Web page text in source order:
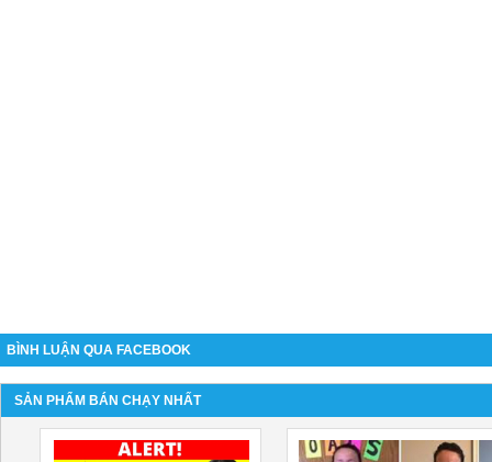
BÌNH LUẬN QUA FACEBOOK
SẢN PHẨM BÁN CHẠY NHẤT